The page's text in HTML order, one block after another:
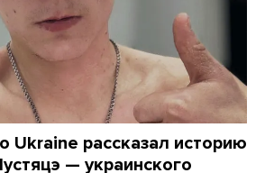
Ukraine рассказал историю
— украинского